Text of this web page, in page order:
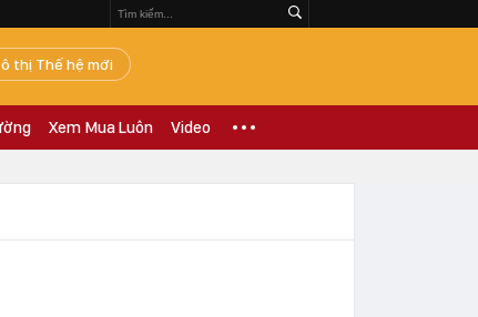
thị Thế hệ mới
Xem Mua Luôn Video